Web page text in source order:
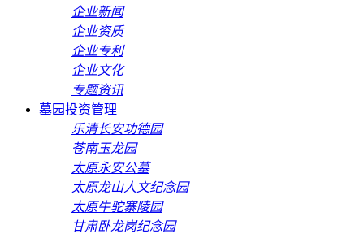
企业新闻
企业资质
企业专利
企业文化
专题资讯
墓园投资管理
乐清长安功德园
苍南玉龙园
太原永安公墓
太原龙山人文纪念园
太原牛驼寨陵园
甘肃卧龙岗纪念园